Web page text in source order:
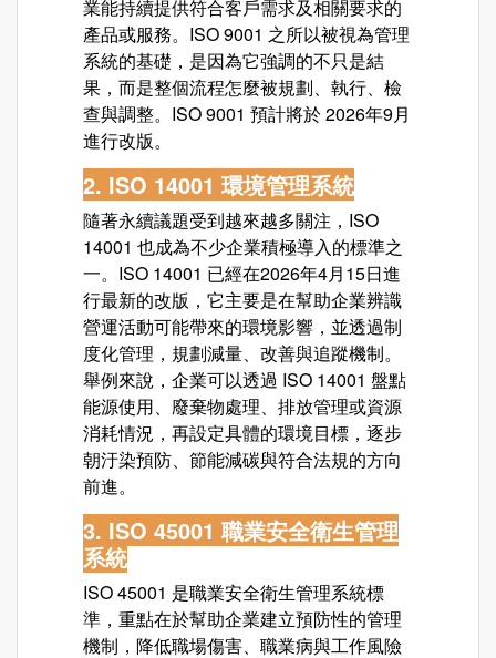
業能持續提供符合客戶需求及相關要求的
產品或服務。ISO 9001 之所以被視為管理
系統的基礎，是因為它強調的不只是結
果，而是整個流程怎麼被規劃、執行、檢
查與調整。ISO 9001 預計將於 2026年9月
進行改版。
2. ISO 14001 環境管理系統
隨著永續議題受到越來越多關注， ISO
14001 也成為不少企業積極導入的標準之
一。ISO 14001 已經在2026年4月15日進
行最新的改版，它主要是在幫助企業辨識
營運活動可能帶來的環境影響，並透過制
度化管理，規劃減量、改善與追蹤機制。
舉例來說，企業可以透過 ISO 14001 盤點
能源使用、廢棄物處理、排放管理或資源
消耗情況，再設定具體的環境目標，逐步
朝汙染預防、節能減碳與符合法規的方向
前進。
3. ISO 45001 職業安全衛生管理
系統
ISO 45001 是職業安全衛生管理系統標
準，重點在於幫助企業建立預防性的管理
機制，降低職場傷害、職業病與工作風險